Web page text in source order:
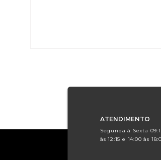
ATENDIMENTO
Segunda à Sexta
às 12:15 e 14:00 às